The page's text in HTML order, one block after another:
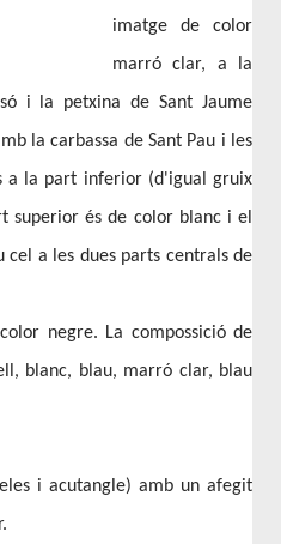
imatge de color
marró clar, a la
i la petxina de Sant Jaume
la carbassa de Sant Pau i les
a la part inferior (d'igual gruix
superior és de color blanc i el
a les dues parts centrals de
negre. La compossició de
blanc, blau, marró clar, blau
i acutangle) amb un afegit